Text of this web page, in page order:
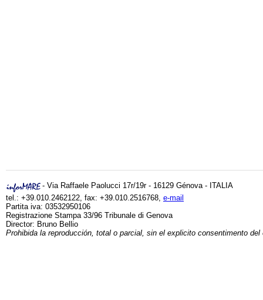
- Via Raffaele Paolucci 17r/19r - 16129 Génova - ITALIA
tel.: +39.010.2462122, fax: +39.010.2516768, e-mail
Partita iva: 03532950106
Registrazione Stampa 33/96 Tribunale di Genova
Director: Bruno Bellio
Prohibida la reproducción, total o parcial, sin el explicito consentimento del